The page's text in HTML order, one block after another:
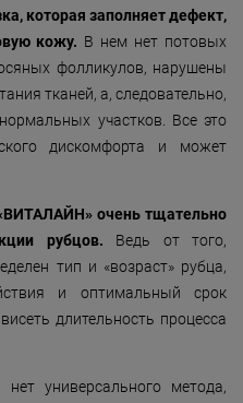
которая заполняет дефект,
кожу. В нем нет потовых
фолликулов, нарушены
тканей, а, следовательно,
участков. Все это
дискомфорта и может
очень тщательно
рубцов. Ведь от того,
тип и «возраст» рубца,
и оптимальный срок
длительность процесса
универсального метода,